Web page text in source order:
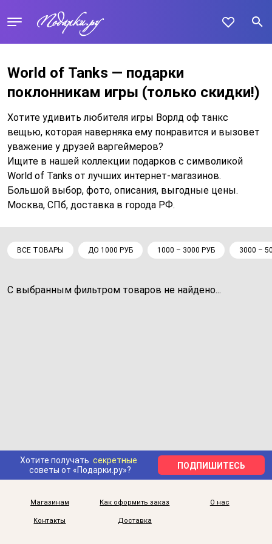
World of Tanks — подарки
поклонникам игры (только скидки!)
Хотите удивить любителя игры Ворлд оф танкс
вещью, которая наверняка ему понравится и вызовет
уважение у друзей варгеймеров?
Ищите в нашей коллекции подарков с символикой
World of Tanks от лучших интернет-магазинов.
Большой выбор, фото, описания, выгодные цены.
Москва, СПб, доставка в города РФ.
ВСЕ ТОВАРЫ ДО 1000 РУБ 1000 – 3000 РУБ 3000 –
С выбранным фильтром товаров не найдено...
Хотите получать секретные
советы от «Подарки.ру»?
ПОДПИШИТЕСЬ
Магазинам Как оформить заказ О нас
Контакты Доставка